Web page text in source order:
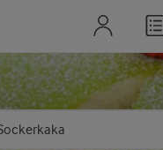
eller ingrediens